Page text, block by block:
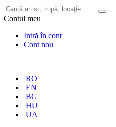
Contul meu
Intră în cont
Cont nou
RO
EN
BG
HU
UA